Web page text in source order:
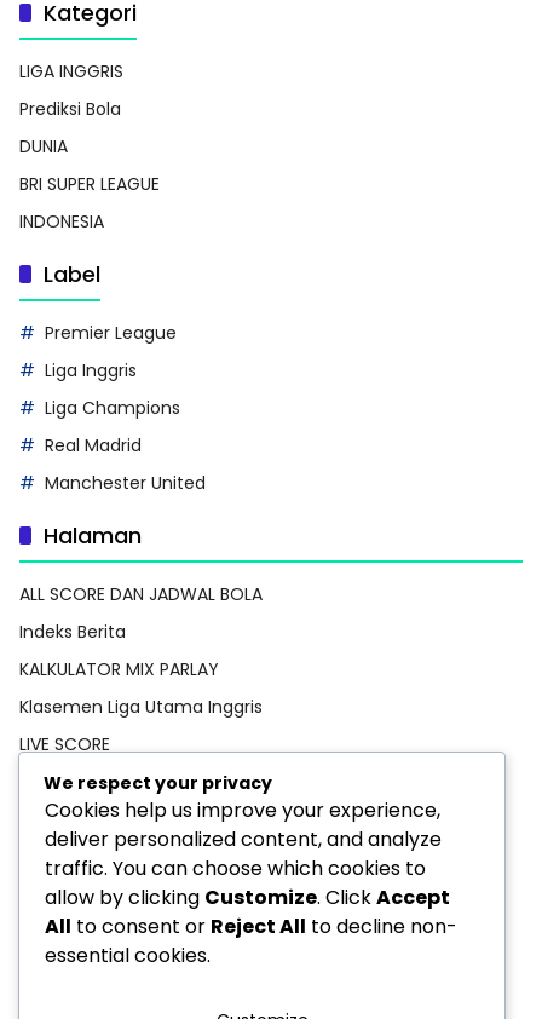
Kategori
LIGA INGGRIS
Prediksi Bola
DUNIA
BRI SUPER LEAGUE
INDONESIA
Label
Premier League
Liga Inggris
Liga Champions
Real Madrid
Manchester United
Halaman
ALL SCORE DAN JADWAL BOLA
Indeks Berita
KALKULATOR MIX PARLAY
Klasemen Liga Utama Inggris
LIVE SCORE
Pedoman Media Siber
PREDIKSI BOLA
Privacy Policy
STATISTIK PEMAIN
TEBAK SKOR
We respect your privacy
Cookies help us improve your experience,
deliver personalized content, and analyze
traffic. You can choose which cookies to
allow by clicking Customize. ClickAccept
All to consent or Reject All to decline non-
essential cookies.